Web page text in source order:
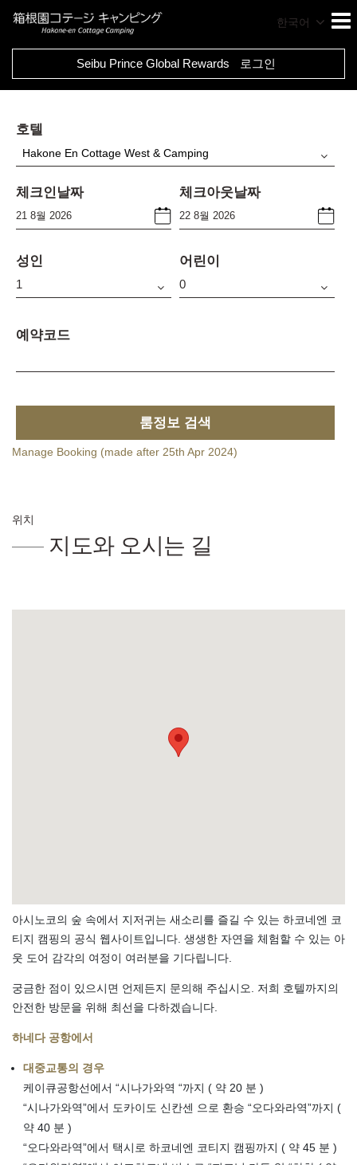
한국어
Seibu Prince Global Rewards 로그인
호텔
Hakone En Cottage West & Camping
체크인날짜 체크아웃날짜
성인 어린이
예약코드
룸정보 검색
Manage Booking (made after 25th Apr 2024)
위치
지도와 오시는 길
아시노코의 숲 속에서 지저귀는 새소리를 즐길 수 있는 하코네엔 코
티지 캠핑의 공식 웹사이트입니다. 생생한 자연을 체험할 수 있는 아
웃 도어 감각의 여정이 여러분을 기다립니다.
궁금한 점이 있으시면 언제든지 문의해 주십시오. 저희 호텔까지의
안전한 방문을 위해 최선을 다하겠습니다.
하네다 공항에서
대중교통의 경우
케이큐공항선에서 “시나가와역 “까지 ( 약 20 분 )
“시나가와역”에서 도카이도 신칸센 으로 환승 “오다와라역”까지 (
약 40 분 )
“오다와라역”에서 택시로 하코네엔 코티지 캠핑까지 ( 약 45 분 )